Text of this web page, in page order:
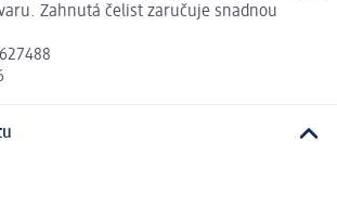
Zahnutá čelist zaručuje snadnou